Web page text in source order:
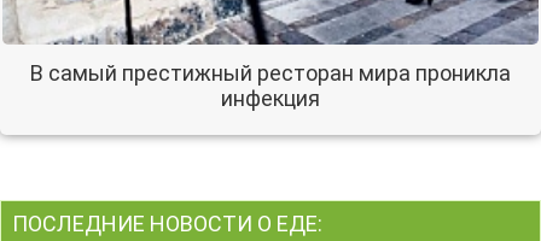
В самый престижный ресторан мира проникла
инфекция
ПОСЛЕДНИЕ НОВОСТИ О ЕДЕ: